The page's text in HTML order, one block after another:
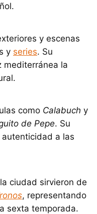
y escenas
y series. Su
mediterránea la
como Calabuch y
de Pepe. Su
a las
ciudad sirvieron de
, representando
sexta temporada.